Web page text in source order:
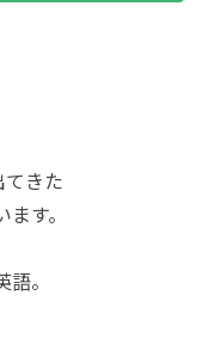
きた
す。
。